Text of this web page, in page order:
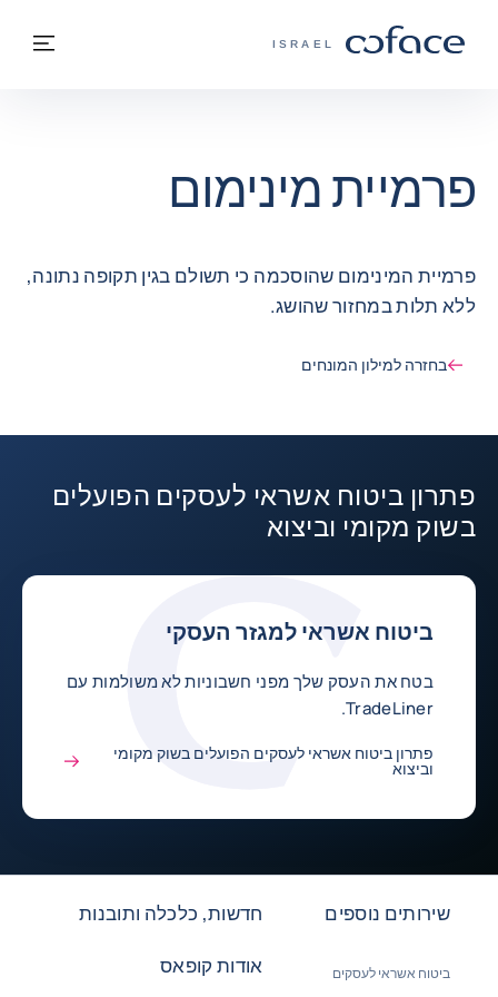
COFACE - אתר הקבוצה
ISRAEL
בחזרה לעמוד הבית
פרמיית מינימום
פרמיית המינימום שהוסכמה כי תשולם בגין תקופה נתונה,
ללא תלות במחזור שהושג.
בחזרה למילון המונחים
פתרון ביטוח אשראי לעסקים הפועלים
בשוק מקומי וביצוא
ביטוח אשראי למגזר העסקי
בטח את העסק שלך מפני חשבוניות לא משולמות עם
TradeLiner.
פתרון ביטוח אשראי לעסקים הפועלים בשוק מקומי
וביצוא
שירותים נוספים
ביטוח אשראי לעסקים
חדשות, כלכלה ותובנות
אודות קופאס